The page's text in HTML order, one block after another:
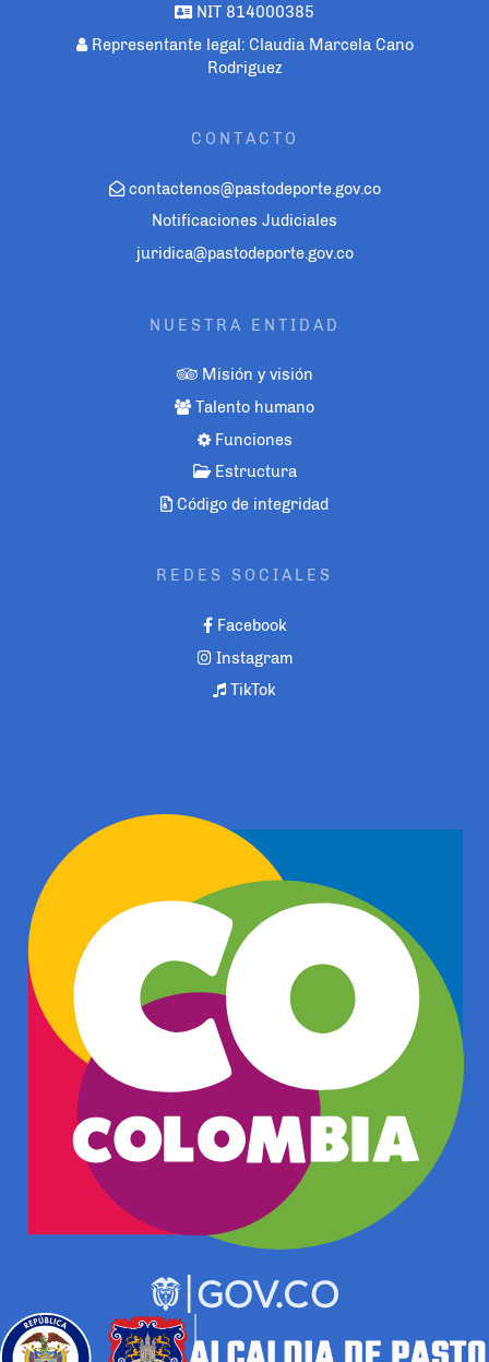
NIT 814000385
Representante legal: Claudia Marcela Cano
Rodriguez
CONTACTO
contactenos@pastodeporte.gov.co
Notificaciones Judiciales
juridica@pastodeporte.gov.co
NUESTRA ENTIDAD
Misión y visión
Talento humano
Funciones
Estructura
Código de integridad
REDES SOCIALES
Facebook
Instagram
TikTok